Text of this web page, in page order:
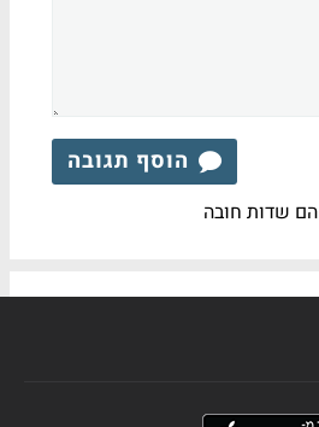
הוסף תגובה
הם שדות חובה